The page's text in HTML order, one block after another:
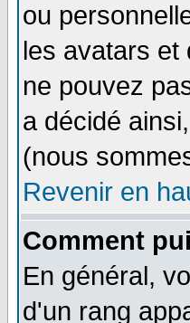
ou
les avatars et
ne pouvez
a décidé
(nous
Revenir en
Comment
En général,
d'un rang